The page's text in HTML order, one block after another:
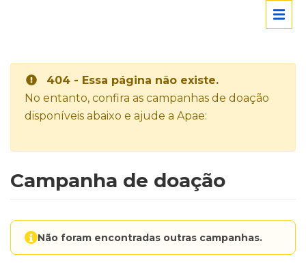
404 - Essa página não existe.
No entanto, confira as campanhas de doação
disponíveis abaixo e ajude a Apae:
Campanha de doação
Não foram encontradas outras campanhas.